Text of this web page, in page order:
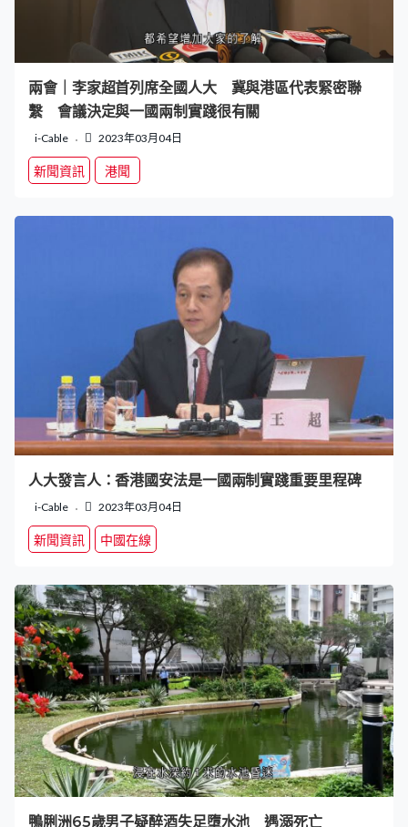
兩會｜李家超首列席全國人大 冀與港區代表緊密聯
繫 會議決定與一國兩制實踐很有關
i-Cable 2023年03月04日
新聞資訊 港聞
人大發言人：香港國安法是一國兩制實踐重要里程碑
i-Cable 2023年03月04日
新聞資訊 中國在線
鴨脷洲65歲男子疑醉酒失足墮水池 遇溺死亡